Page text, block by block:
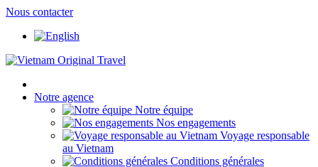
Nous contacter
Notre agence
Notre équipe
Nos engagements
Voyage responsable
au Vietnam
Conditions générales